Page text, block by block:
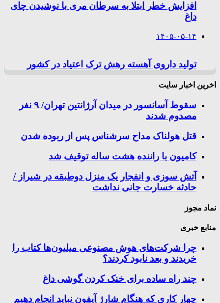
افزایش خطر ابتلا به سرطان مری با نوشیدن چای
داغ
۱۴۰۵-۰۵-۱۴
تولید داروی آهسته رهش ترک اعتیاد در کشور
اخرین اخبار سایت
سقوط آسانسور در میدان آرژانتین تهران/ ۹ نفر
مصدوم شدند
قتل هولناک مداح سرشناس پس از ربوده شدن
کامیون با راننده هشت ساله توقیف شد
آتش سوزی و انفجار یک منزل دوطبقه در شیراز /
حادثه خسارت جانی نداشت
نماد مجوز
منابع خبری
چرا شرکت‌های هوش مصنوعی میلیون‌ها کتاب را
خریدند و بعد نابود کردند؟
چند راه‌ ساده برای خنک کردن گوشی داغ
چهار کاری که هنگام شارژ آیفون نباید انجام دهیم